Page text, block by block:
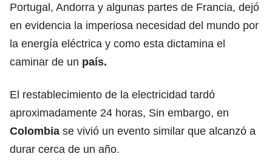
Portugal, Andorra y algunas partes de Francia, dejó
en evidencia la imperiosa necesidad del mundo por
la energía eléctrica y como esta dictamina el
caminar de un país.
El restablecimiento de la electricidad tardó
aproximadamente 24 horas, Sin embargo, en
Colombia se vivió un evento similar que alcanzó a
durar cerca de un año.